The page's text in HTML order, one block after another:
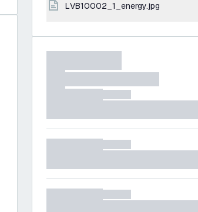
LVB10002_1_energy.jpg